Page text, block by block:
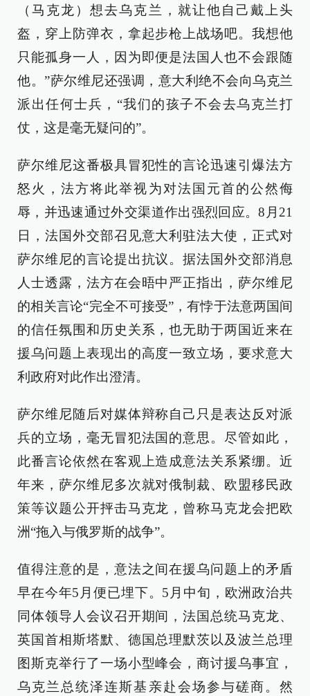
（马克龙）想去乌克兰，就让他自己戴上头
盔，穿上防弹衣，拿起步枪上战场吧。我想他
只能孤身一人，因为即便是法国人也不会跟随
他。”萨尔维尼还强调，意大利绝不会向乌克兰
派出任何士兵，“我们的孩子不会去乌克兰打
仗，这是毫无疑问的”。
萨尔维尼这番极具冒犯性的言论迅速引爆法方
怒火，法方将此举视为对法国元首的公然侮
辱，并迅速通过外交渠道作出强烈回应。8月21
日，法国外交部召见意大利驻法大使，正式对
萨尔维尼的言论提出抗议。据法国外交部消息
人士透露，法方在会晤中严正指出，萨尔维尼
的相关言论“完全不可接受”，有悖于法意两国间
的信任氛围和历史关系，也无助于两国近来在
援乌问题上表现出的高度一致立场，要求意大
利政府对此作出澄清。
萨尔维尼随后对媒体辩称自己只是表达反对派
兵的立场，毫无冒犯法国的意思。尽管如此，
此番言论依然在客观上造成意法关系紧绷。近
年来，萨尔维尼多次就对俄制裁、欧盟移民政
策等议题公开抨击马克龙，曾称马克龙会把欧
洲“拖入与俄罗斯的战争”。
值得注意的是，意法之间在援乌问题上的矛盾
早在今年5月便已埋下。5月中旬，欧洲政治共
同体领导人会议召开期间，法国总统马克龙、
英国首相斯塔默、德国总理默茨以及波兰总理
图斯克举行了一场小型峰会，商讨援乌事宜，
乌克兰总统泽连斯基亲赴会场参与磋商。然